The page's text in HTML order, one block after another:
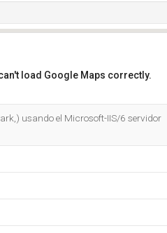
load Google Maps correctly.
usando el Microsoft-IIS/6 servidor